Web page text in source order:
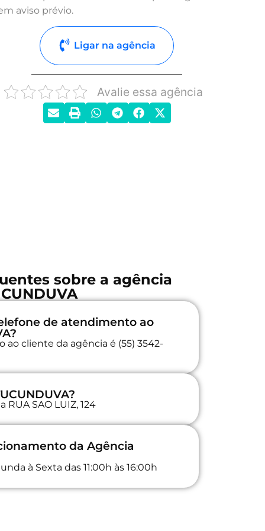
aviso prévio.
Ligar na agência
Avalie essa agência
sobre a agência
de atendimento ao
cliente da agência é (55) 3542-
RUA SAO LUIZ, 124
da Agência
à Sexta das 11:00h às 16:00h